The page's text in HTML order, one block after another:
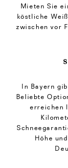
Mieten Sie
köstliche
zwischen vor
In Bayern
Beliebte
erreichen
Höhe